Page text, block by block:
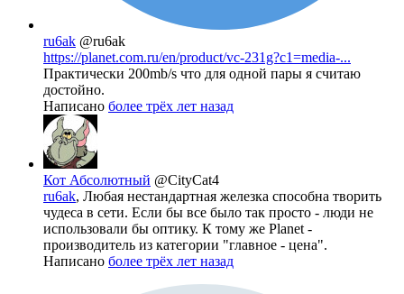
ru6ak @ru6ak
https://planet.com.ru/en/product/vc-231g?c1=media-...
Практически 200mb/s что для одной пары я считаю
достойно.
Написано более трёх лет назад
Кот Абсолютный @CityCat4
ru6ak, Любая нестандартная железка способна творить
чудеса в сети. Если бы все было так просто - люди не
использовали бы оптику. К тому же Planet -
производитель из категории "главное - цена".
Написано более трёх лет назад